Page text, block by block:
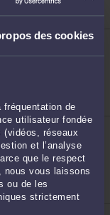
des cookies
de
utilisateur fondée
(vidéos, réseaux
et l’analyse
que le respect
nous vous laissons
ou de les
strictement
de la concurrence
CEDEX 1
et de leur